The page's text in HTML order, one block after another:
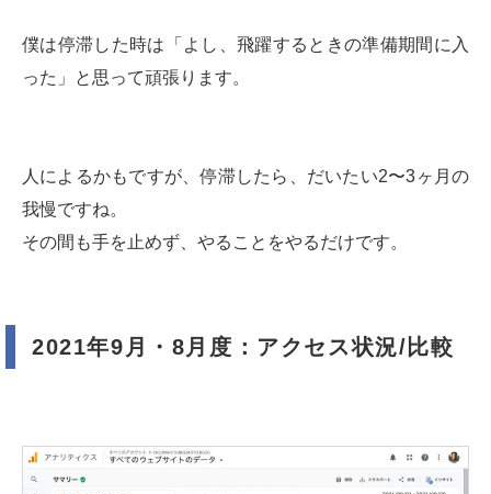
僕は停滞した時は「よし、飛躍するときの準備期間に入
った」と思って頑張ります。
人によるかもですが、停滞したら、だいたい2〜3ヶ月の
我慢ですね。
その間も手を止めず、やることをやるだけです。
2021年9月・8月度：アクセス状況/比較